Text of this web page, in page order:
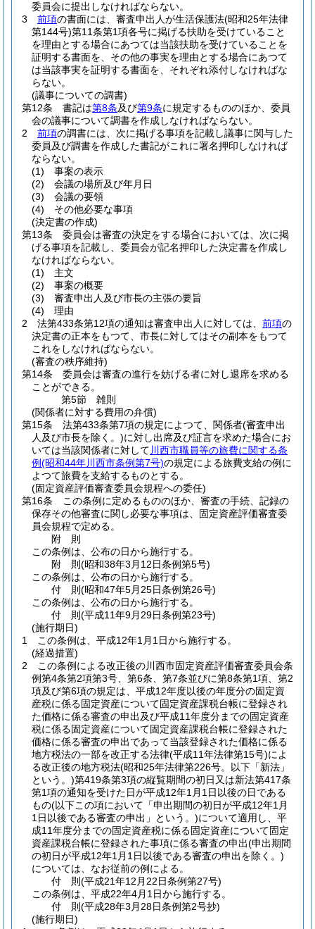
委員会に提出しなければならない。
3
前項の書面には、審査申出人が生活保護法(昭和25年法律
第144号)第11条第1項各号に掲げる扶助を受けていること
を理由とする場合にあつては当該扶助を受けていることを
証明する書面を、その他の事実を理由とする場合にあつて
は当該事実を証明する書面を、それぞれ添付しなければな
らない。
(議事についての調書)
第12条
書記は第8条及び第9条に規定するもののほか、委員
会の議事について調書を作成しなければならない。
2
前項の調書には、次に掲げる事項を記載し議事に関与した
委員及び調書を作成した書記がこれに署名押印しなければ
ならない。
(1)
事案の表示
(2)
会議の場所及び年月日
(3)
会議の要領
(4)
その他必要な事項
(決定書の作成)
第13条
委員会は審査の決定をする場合においては、次に掲
げる事項を記載し、委員会が記名押印した決定書を作成し
なければならない。
(1)
主文
(2)
事案の概要
(3)
審査申出人及び市長の主張の要旨
(4)
理由
2
法第433条第12項の通知は審査申出人に対しては、 前項の
決定書の正本をもつて、市長に対してはその副本をもつて
これをしなければならない。
(審査の秩序維持)
第14条
委員会は審査の進行を妨げる者に対し退席を求める
ことができる。
第5節
雑則
(関係者に対する費用の弁償)
第15条
法第433条第7項の規定によつて、関係者(審査申出
人及び市長を除く。)に対し出席及び証言を求めた場合にお
いては当該関係者に対して 川西市職員等の旅費に関する条
例(昭和44年川西市条例第7号)の規定による旅費支給の例に
よつて旅費を支給するものとする。
(固定資産評価審査委員会規程への委任)
第16条
この条例に定めるもののほか、審査の手続、記録の
保存その他審査に関し必要な事項は、固定資産評価審査委
員会規程で定める。
附 則
この条例は、公布の日から施行する。
附 則(昭和38年3月12日条例第5号)
この条例は、公布の日から施行する。
付 則(昭和47年5月25日条例第26号)
この条例は、公布の日から施行する。
付 則(平成11年9月29日条例第23号)
(施行期日)
1
この条例は、平成12年1月1日から施行する。
(経過措置)
2
この条例による改正後の川西市固定資産評価審査委員会条
例第4条第2項第3号、第6条、第7条並びに第8条第1項、第2
項及び第6項の規定は、平成12年度以後の年度分の固定資
産税に係る固定資産について固定資産課税台帳に登録され
た価格に係る審査の申出及び平成11年度分までの固定資産
税に係る固定資産について固定資産課税台帳に登録された
価格に係る審査の申出であって当該登録された価格に係る
地方税法の一部を改正する法律(平成11年法律第15号)によ
る改正後の地方税法(昭和25年法律第226号。以下「新法」
という。)第419条第3項の縦覧期間の初日又は新法第417条
第1項の通知を受けた日が平成12年1月1日以後の日である
もの(以下この項において「申出期間の初日が平成12年1月
1日以後である審査の申出」という。)について適用し、平
成11年度分までの固定資産税に係る固定資産について固定
資産課税台帳に登録された事項に係る審査の申出(申出期間
の初日が平成12年1月1日以後である審査の申出を除く。)
については、なお従前の例による。
付 則(平成21年12月22日条例第27号)
この条例は、平成22年4月1日から施行する。
付 則(平成28年3月28日条例第2号抄)
(施行期日)